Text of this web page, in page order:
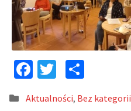
Fa
T
wi
Kategoria:
Aktualności, Bez kategorii